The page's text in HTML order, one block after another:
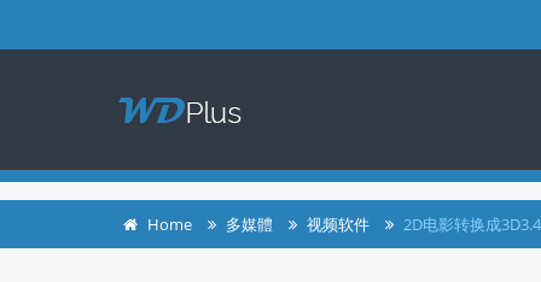
Home 多媒體 视频软件 2D电影转换成